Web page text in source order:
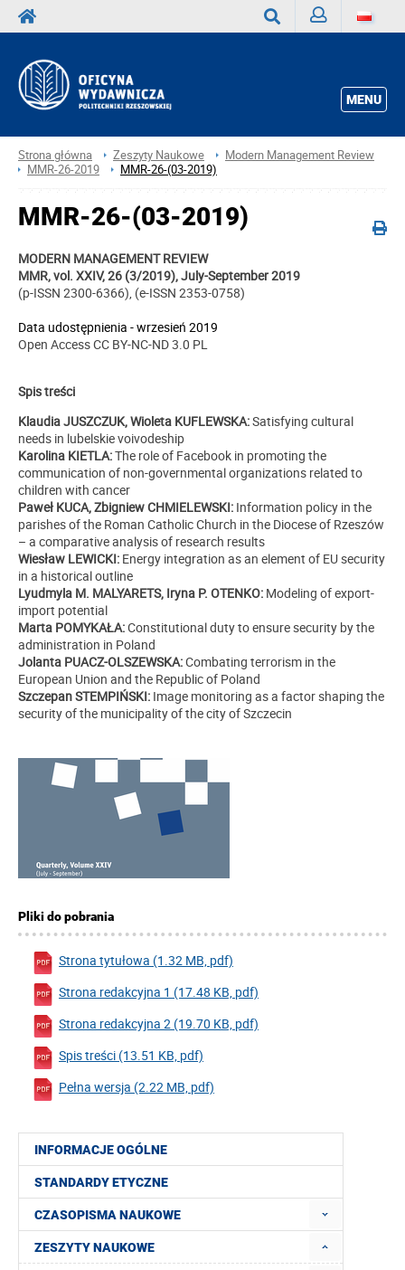
MENU
Strona główna Zeszyty Naukowe
Modern Management Review
MMR-26-2019
MMR-26-(03-2019)
INFORMACJE OGÓLNE
STANDARDY ETYCZNE
CZASOPISMA NAUKOWE
ZESZYTY NAUKOWE
MMR-26-(03-2019)
MODERN MANAGEMENT REVIEW
MMR, vol. XXIV, 26 (3/2019), July-September 2019
(p-ISSN 2300-6366), (e-ISSN 2353-0758)
Data udostępnienia - wrzesień 2019
Open Access CC BY-NC-ND 3.0 PL
Spis treści
Klaudia JUSZCZUK, Wioleta KUFLEWSKA:Satisfying cultural
needs in lubelskie voivodeship
Karolina KIETLA:The role of Facebook in promoting the
communication of non-governmental organizations related to
children with cancer
Paweł KUCA, Zbigniew CHMIELEWSKI: Information policy in the
parishes of the Roman Catholic Church in the Diocese of Rzeszów
– a comparative analysis of research results
Wiesław LEWICKI: Energy integration as an element of EU security
in a historical outline
Lyudmyla M. MALYARETS, Iryna P. OTENKO: Modeling of export-
import potential
Marta POMYKAŁA:Constitutional duty to ensure security by the
administration in Poland
Jolanta PUACZ-OLSZEWSKA:Combating terrorism in the
European Union and the Republic of Poland
Szczepan STEMPIŃSKI: Image monitoring as a factor shaping the
security of the municipality of the city of Szczecin
Pliki do pobrania
Strona tytułowa (1.32 MB, pdf)
Strona redakcyjna 1 (17.48 KB, pdf)
Strona redakcyjna 2 (19.70 KB, pdf)
Spis treści (13.51 KB, pdf)
Pełna wersja (2.22 MB, pdf)